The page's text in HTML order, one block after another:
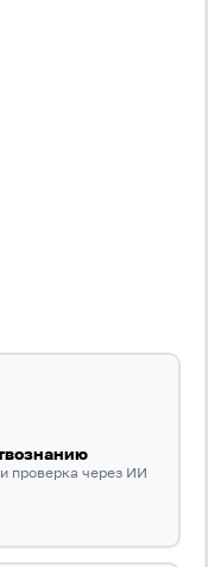
проверка через ИИ